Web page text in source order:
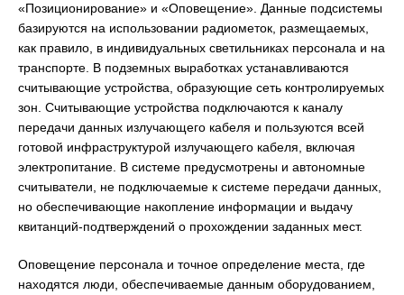
«Позиционирование» и «Оповещение». Данные подсистемы
базируются на использовании радиометок, размещаемых,
как правило, в индивидуальных светильниках персонала и на
транспорте. В подземных выработках устанавливаются
считывающие устройства, образующие сеть контролируемых
зон. Считывающие устройства подключаются к каналу
передачи данных излучающего кабеля и пользуются всей
готовой инфраструктурой излучающего кабеля, включая
электропитание. В системе предусмотрены и автономные
считыватели, не подключаемые к системе передачи данных,
но обеспечивающие накопление информации и выдачу
квитанций-подтверждений о прохождении заданных мест.
Оповещение персонала и точное определение места, где
находятся люди, обеспечиваемые данным оборудованием,